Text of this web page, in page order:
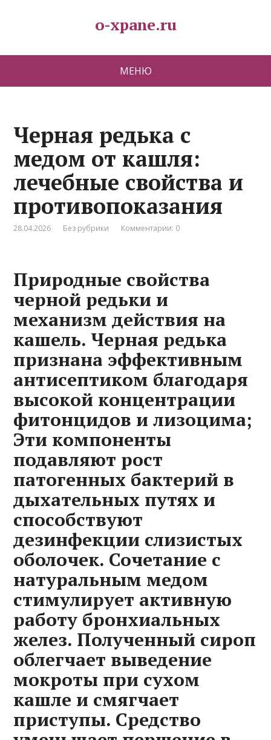
o-xpane.ru
МЕНЮ
Черная редька с
медом от кашля:
лечебные свойства и
противопоказания
28.04.2026 Без рубрики Комментарии: 0
Природные свойства
черной редьки и
механизм действия на
кашель. Черная редька
признана эффективным
антисептиком благодаря
высокой концентрации
фитонцидов и лизоцима;
Эти компоненты
подавляют рост
патогенных бактерий в
дыхательных путях и
способствуют
дезинфекции слизистых
оболочек. Сочетание с
натуральным медом
стимулирует активную
работу бронхиальных
желез. Полученный сироп
облегчает выведение
мокроты при сухом
кашле и смягчает
приступы. Средство